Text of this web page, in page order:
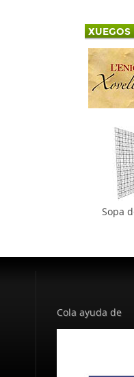
XUEGOS
Sopa
Cola ayuda de